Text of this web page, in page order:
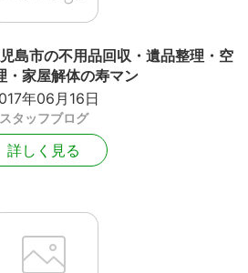
島市の不用品回収・遺品整理・空
・家屋解体の寿マン
年06月16日
スタッフブログ
詳しく見る